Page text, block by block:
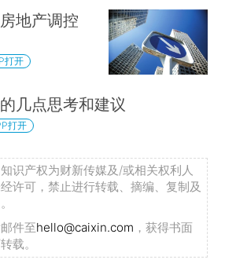
地产调控
打开
几点思考和建议
打开
识产权为财新传媒及/或相关权利人
许可，禁止进行转载、摘编、复制及
件至hello@caixin.com ，获得书面
载。